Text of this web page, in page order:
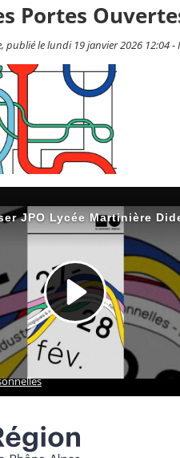
Portes
publié le lundi 19 janvier 2026 12:04